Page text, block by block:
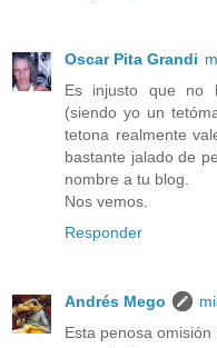
Oscar Pita Grandi
Es injusto que no
(siendo yo un
tetona realmente
bastante jalado de
nombre a tu blog.
Nos vemos.
Responder
Andrés Mego
Esta penosa